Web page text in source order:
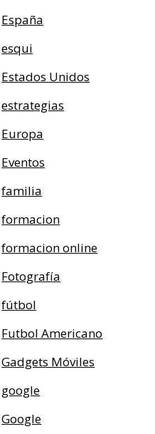
España
esqui
Estados Unidos
estrategias
Europa
Eventos
familia
formacion
formacion online
Fotografía
fútbol
Futbol Americano
Gadgets Móviles
google
Google